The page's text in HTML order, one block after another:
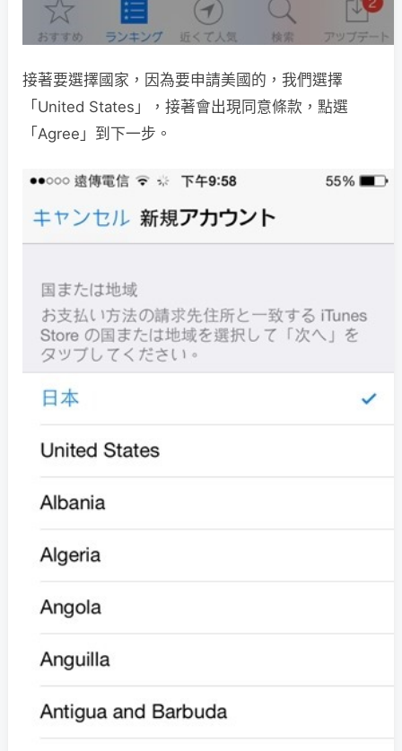
接著要選擇國家，因為要申請美國的，我們選擇
「United States」，接著會出現同意條款，點選
「Agree」到下一步。